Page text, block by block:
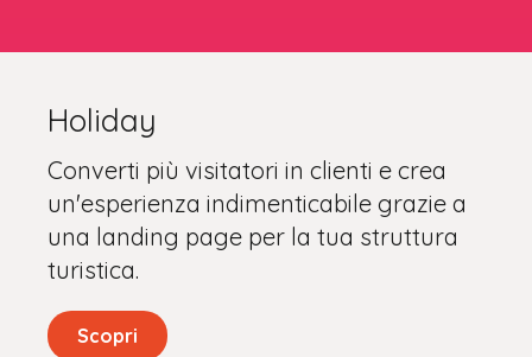
Holiday
Converti più visitatori in clienti e crea
un'esperienza indimenticabile grazie a
una landing page per la tua struttura
turistica.
Scopri